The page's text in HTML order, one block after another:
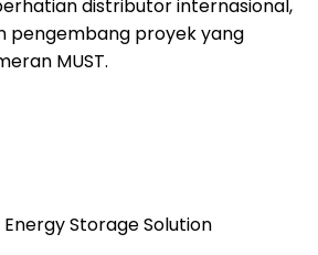
distributor internasional,
pengembang proyek yang
MUST.
Storage Solution